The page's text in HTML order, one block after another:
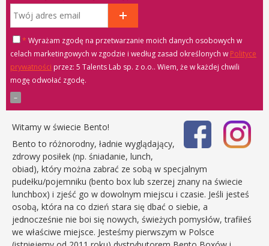
* Wyrażam zgodę na przetwarzanie moich danych osobowych w
celach marketingowych w zgodzie i według zasad określonych w Polityce
prywatności
przez: 5 Talents Lab sp. z o.o.. Wiem, że w każdej chwili
mogę odwołać zgodę.
Witamy w świecie Bento!
Bento to różnorodny, ładnie wyglądający,
zdrowy posiłek (np. śniadanie, lunch,
obiad), który można zabrać ze sobą w specjalnym
pudełku/pojemniku (bento box lub szerzej znany na świecie
lunchbox) i zjeść go w dowolnym miejscu i czasie. Jeśli jesteś
osobą, która na co dzień stara się dbać o siebie, a
jednocześnie nie boi się nowych, świeżych pomysłów, trafiłeś
we właściwe miejsce. Jesteśmy pierwszym w Polsce